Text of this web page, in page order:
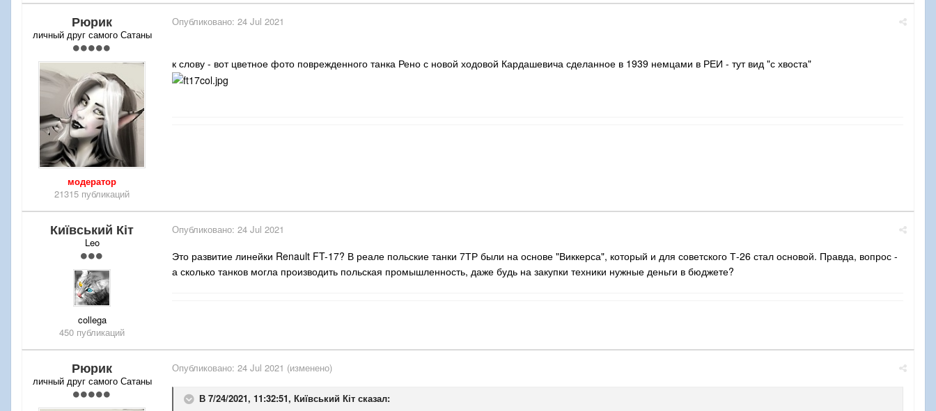
Рюрик
личный друг самого Сатаны
модератор
21315 публикаций
Опубликовано: 24 Jul 2021
к слову - вот цветное фото поврежденного танка Рено с новой ходовой Кардашевича сделанное в 1939 немцами в РЕИ - тут вид "с хвоста"
Київський Кіт
Leo
collega
450 публикаций
Опубликовано: 24 Jul 2021
Это развитие линейки Renault FT-17? В реале польские танки 7ТР были на основе "Виккерса", который и для советского Т-26 стал основой. Правда, вопрос -
а сколько танков могла производить польская промышленность, даже будь на закупки техники нужные деньги в бюджете?
Рюрик
личный друг самого Сатаны
Опубликовано: 24 Jul 2021 (изменено)
В 7/24/2021, 11:32:51, Київський Кіт сказал: